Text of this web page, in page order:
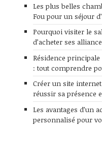
Les plus belles
Fou pour un séjour
Pourquoi visiter le
d’acheter ses
Résidence
: tout comprendre
Créer un site
réussir sa présence
Les avantages d’un
personnalisé pour